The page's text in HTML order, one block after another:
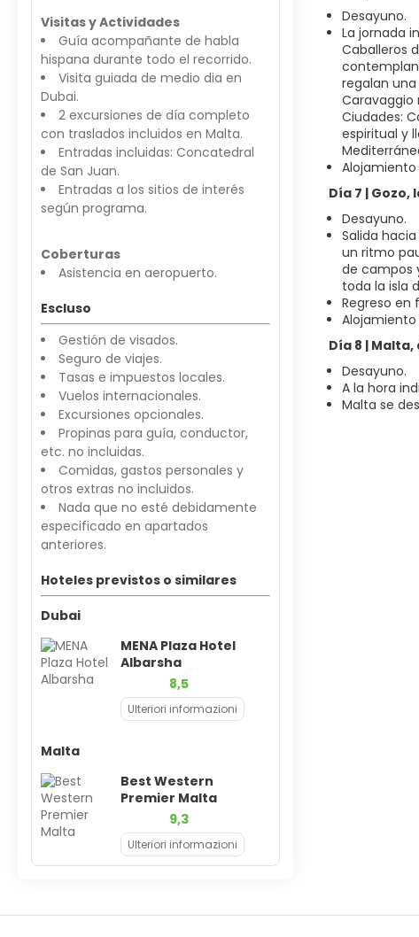
Desayuno.
La jornada
Caballeros
regalan
Caravaggio
Ciudades:
espiritual y
Alojamiento
Día 7 |
Desayuno.
Salida
un ritmo
de campos
toda la isla
Regreso en
Alojamiento
Día 8 |
Desayuno.
A la hora
Malta se
Visitas y Actividades
Guía acompañante de habla
hispana durante todo el recorrido.
Visita guiada de medio dia en
Dubai.
2 excursiones de día completo
con traslados incluidos en Malta.
Entradas incluidas: Concatedral
de San Juan.
Entradas a los sitios de interés
según programa.
Coberturas
Asistencia en aeropuerto.
Escluso
Gestión de visados.
Seguro de viajes.
Tasas e impuestos locales.
Vuelos internacionales.
Excursiones opcionales.
Propinas para guía, conductor,
etc. no incluidas.
Comidas, gastos personales y
otros extras no incluidos.
Nada que no esté debidamente
especificado en apartados
anteriores.
Hoteles previstos o similares
Dubai
MENA Plaza Hotel
Albarsha
8,5
Ulteriori informazioni
Malta
Best Western
Premier Malta
9,3
Ulteriori informazioni